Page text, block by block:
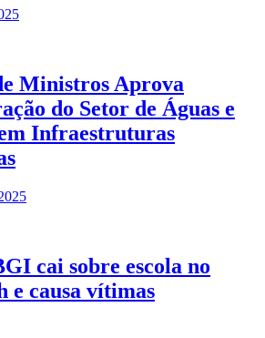
Ministros Aprova
do Setor de Águas e
Infraestruturas
cai sobre escola no
e causa vítimas